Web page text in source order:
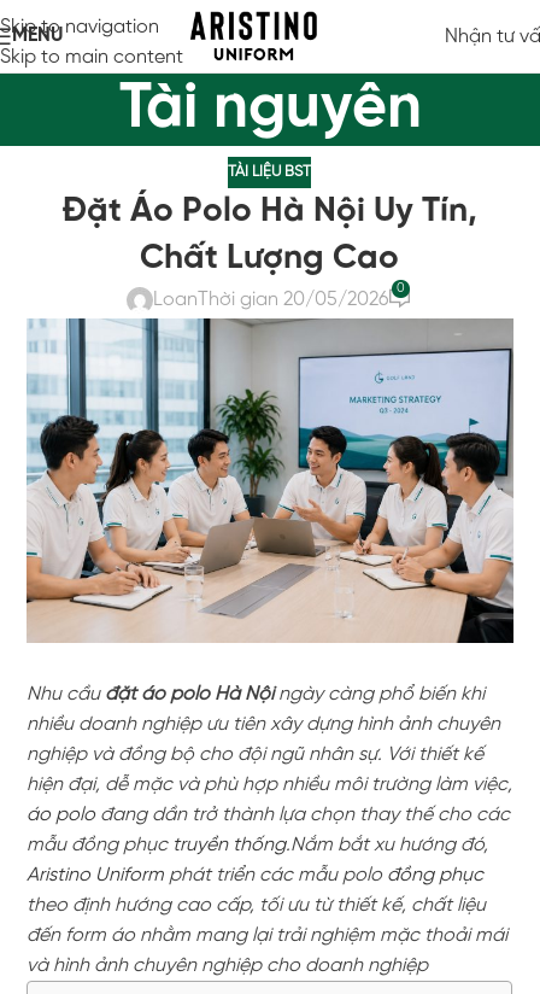
Skip to navigation
Skip to main content
MENU Nhận tư
Tài nguyên
TÀI LIỆU BST
Đặt Áo Polo Hà Nội Uy Tín,
Chất Lượng Cao
Loan Thời gian 20/05/2026
0
Nhu cầu đặt áo polo Hà Nộingày càng phổ biến khi
nhiều doanh nghiệp ưu tiên xây dựng hình ảnh chuyên
nghiệp và đồng bộ cho đội ngũ nhân sự. Với thiết kế
hiện đại, dễ mặc và phù hợp nhiều môi trường làm việc,
áo polođang dần trở thành lựa chọn thay thế cho các
mẫu đồng phục truyền thống.Nắm bắt xu hướng đó,
Aristino Uniform phát triển các mẫu polo đồng phục
theo định hướng cao cấp, tối ưu từ thiết kế, chất liệu
đến form áo nhằm mang lại trải nghiệm mặc thoải mái
và hình ảnh chuyên nghiệp cho doanh nghiệp